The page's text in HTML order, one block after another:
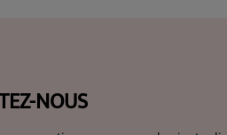
NOUS